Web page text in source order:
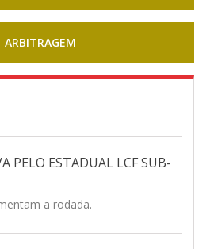
ARBITRAGEM
PELO ESTADUAL LCF SUB-
a rodada.